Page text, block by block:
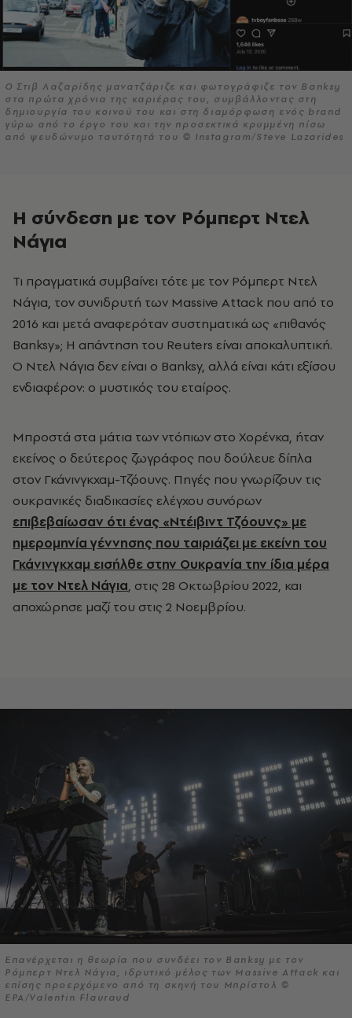
Ο Στιβ Λαζαρίδης μανατζάριζε και φωτογράφιζε τον Banksy
στα πρώτα χρόνια της καριέρας του, συμβάλλοντας στη
δημιουργία του κοινού του και στη διαμόρφωση ενός brand
γύρω από το έργο του και την προσεκτικά κρυμμένη πίσω
από ψευδώνυμο ταυτότητά του © Instagram/Steve Lazarides
Η σύνδεση με τον Ρόμπερτ Ντελ
Νάγια
Τι πραγματικά συμβαίνει τότε με τον Ρόμπερτ Ντελ
Νάγια, τον συνιδρυτή των Massive Attack που από το
2016 και μετά αναφερόταν συστηματικά ως «πιθανός
Banksy»; Η απάντηση του Reuters είναι αποκαλυπτική.
Ο Ντελ Νάγια δεν είναι ο Banksy, αλλά είναι κάτι εξίσου
ενδιαφέρον: ο μυστικός του εταίρος.
Μπροστά στα μάτια των ντόπιων στο Χορένκα, ήταν
εκείνος ο δεύτερος ζωγράφος που δούλευε δίπλα
στον Γκάνινγκχαμ-Τζόουνς. Πηγές που γνωρίζουν τις
ουκρανικές διαδικασίες ελέγχου συνόρων
επιβεβαίωσαν ότι ένας «Ντέιβιντ Τζόουνς» με
ημερομηνία γέννησης που ταιριάζει με εκείνη του
Γκάνινγκχαμ εισήλθε στην Ουκρανία την ίδια μέρα
με τον Ντελ Νάγια, στις 28 Οκτωβρίου 2022, και
αποχώρησε μαζί του στις 2 Νοεμβρίου.
Επανέρχεται η θεωρία που συνδέει τον Banksy με τον
Ρόμπερτ Ντελ Νάγια, ιδρυτικό μέλος των Massive Attack και
επίσης προερχόμενο από τη σκηνή του Μπρίστολ ©
EPA/Valentin Flauraud